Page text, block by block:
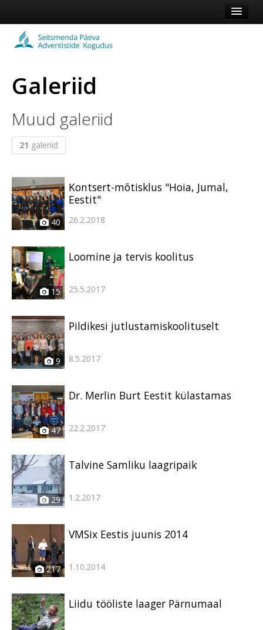
Koduleht
Galeriid
Muud galeriid
21 galeriid
40
Kontsert-mõtisklus "Hoia, Jumal,
Eestit"
26.2.2018
15
Loomine ja tervis koolitus
25.5.2017
9
Pildikesi jutlustamiskoolituselt
8.5.2017
47
Dr. Merlin Burt Eestit külastamas
22.2.2017
29
Talvine Samliku laagripaik
1.2.2017
217
VMSix Eestis juunis 2014
1.10.2014
Liidu tööliste laager Pärnumaal